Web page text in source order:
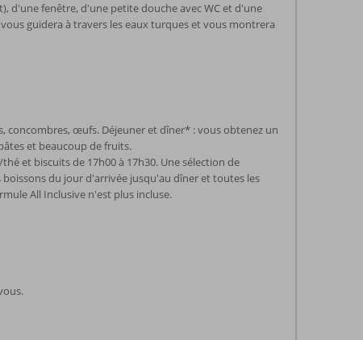
d'une fenêtre, d'une petite douche avec WC et d'une
guidera à travers les eaux turques et vous montrera
concombres, œufs. Déjeuner et dîner* : vous obtenez un
et beaucoup de fruits.
et biscuits de 17h00 à 17h30. Une sélection de
boissons du jour d'arrivée jusqu'au dîner et toutes les
All Inclusive n'est plus incluse.